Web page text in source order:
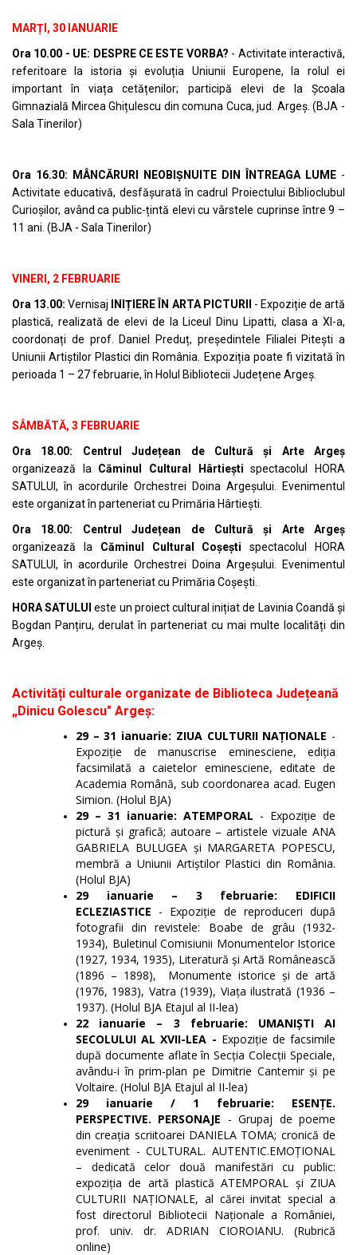
MARȚI, 30 IANUARIE
Ora 10.00 - UE: DESPRE CE ESTE VORBA? - Activitate interactivă,
referitoare la istoria și evoluția Uniunii Europene, la rolul ei
important în viața cetățenilor; participă elevi de la Școala
Gimnazială Mircea Ghițulescu din comuna Cuca, jud. Argeș. (BJA -
Sala Tinerilor)
Ora 16.30: MÂNCĂRURI NEOBIȘNUITE DIN ÎNTREAGA LUME -
Activitate educativă, desfășurată în cadrul Proiectului Biblioclubul
Curioșilor, având ca public-țintă elevi cu vârstele cuprinse între 9 –
11 ani. (BJA - Sala Tinerilor)
VINERI, 2 FEBRUARIE
Ora 13.00: Vernisaj INIȚIERE ÎN ARTA PICTURII - Expoziție de artă
plastică, realizată de elevi de la Liceul Dinu Lipatti, clasa a XI-a,
coordonați de prof. Daniel Preduț, președintele Filialei Pitești a
Uniunii Artiștilor Plastici din România. Expoziția poate fi vizitată în
perioada 1 – 27 februarie, în Holul Bibliotecii Județene Argeș.
SÂMBĂTĂ, 3 FEBRUARIE
Ora 18.00: Centrul Județean de Cultură și Arte Argeș
organizează la Căminul Cultural Hârtiești spectacolul HORA
SATULUI, în acordurile Orchestrei Doina Argeșului. Evenimentul
este organizat în parteneriat cu Primăria Hârtiești.
Ora 18.00: Centrul Județean de Cultură și Arte Argeș
organizează la Căminul Cultural Coșeștispectacolul HORA
SATULUI, în acordurile Orchestrei Doina Argeșului. Evenimentul
este organizat în parteneriat cu Primăria Coșești.
HORA SATULUIeste un proiect cultural inițiat de Lavinia Coandă și
Bogdan Panțiru, derulat în parteneriat cu mai multe localități din
Argeș.
Activități culturale organizate de Biblioteca Județeană
„Dinicu Golescu" Argeș:
29 – 31 ianuarie: ZIUA CULTURII NAȚIONALE -
Expoziție de manuscrise eminesciene, ediția
facsimilată a caietelor eminesciene, editate de
Academia Română, sub coordonarea acad. Eugen
Simion. (Holul BJA)
29 – 31 ianuarie: ATEMPORAL - Expoziție de
pictură și grafică; autoare – artistele vizuale ANA
GABRIELA BULUGEA și MARGARETA POPESCU,
membră a Uniunii Artiștilor Plastici din România.
(Holul BJA)
29 ianuarie – 3 februarie: EDIFICII
ECLEZIASTICE - Expoziție de reproduceri după
fotografii din revistele: Boabe de grâu (1932-
1934), Buletinul Comisiunii Monumentelor Istorice
(1927, 1934, 1935), Literatură și Artă Românească
(1896 – 1898), Monumente istorice și de artă
(1976, 1983), Vatra (1939), Viața ilustrată (1936 –
1937). (Holul BJA Etajul al II-lea)
22 ianuarie – 3 februarie: UMANIȘTI AI
SECOLULUI AL XVII-LEA - Expoziție de facsimile
după documente aflate în Secția Colecții Speciale,
avându-i în prim-plan pe Dimitrie Cantemir și pe
Voltaire. (Holul BJA Etajul al II-lea)
29 ianuarie / 1 februarie: ESENȚE.
PERSPECTIVE. PERSONAJE - Grupaj de poeme
din creația scriitoarei DANIELA TOMA; cronică de
eveniment - CULTURAL. AUTENTIC.EMOȚIONAL
– dedicată celor două manifestări cu public:
expoziția de artă plastică ATEMPORAL și ZIUA
CULTURII NAȚIONALE, al cărei invitat special a
fost directorul Bibliotecii Naționale a României,
prof. univ. dr. ADRIAN CIOROIANU. (Rubrică
online)